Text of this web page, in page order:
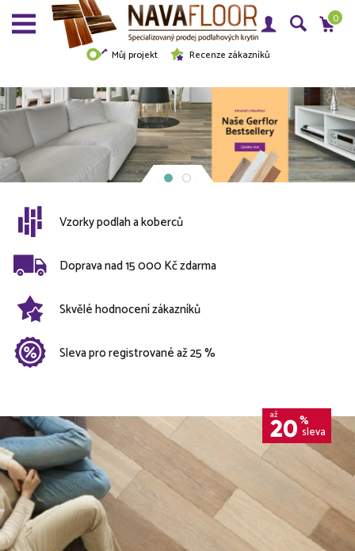
Můj projekt Recenze zákazníků
0
Vzorky podlah a koberců
Doprava nad 15 000 Kč zdarma
Skvělé hodnocení zákazníků
Sleva pro registrované až 25 %
až
20%
sleva